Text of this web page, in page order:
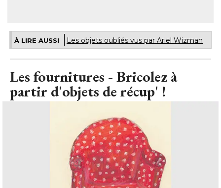
À LIRE AUSSI Les objets oubliés vus par Ariel Wizman
Les fournitures - Bricolez à
partir d'objets de récup' !